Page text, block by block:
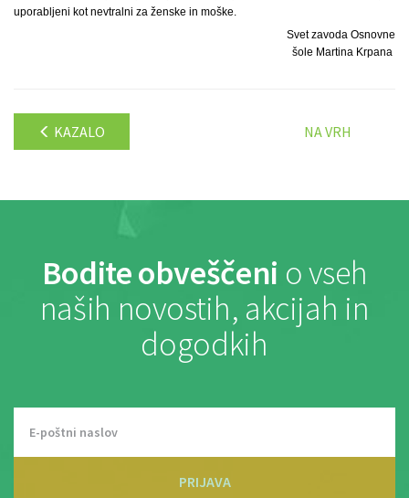
uporabljeni kot nevtralni za ženske in moške.
Svet zavoda Osnovne
šole Martina Krpana
KAZALO NA VRH
Bodite obveščeni o vseh
naših novostih, akcijah in
dogodkih
PRIJAVA